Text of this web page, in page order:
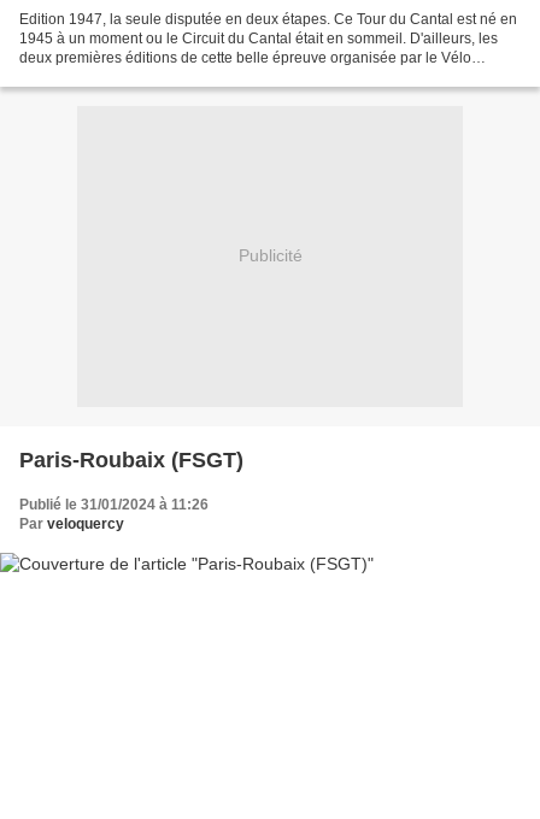
Edition 1947, la seule disputée en deux étapes. Ce Tour du Cantal est né en
1945 à un moment ou le Circuit du Cantal était en sommeil. D'ailleurs, les
deux premières éditions de cette belle épreuve organisée par le Vélo
Publicité
Paris-Roubaix (FSGT)
Publié le 31/01/2024 à 11:26
Par veloquercy